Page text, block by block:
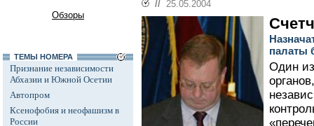
Обзоры
ТЕМЫ НОМЕРА
Признание независимости
Абхазии и Южной Осетии
Автопром
Ксенофобия и неофашизм в
России
// 25.05.2004
палаты
Один